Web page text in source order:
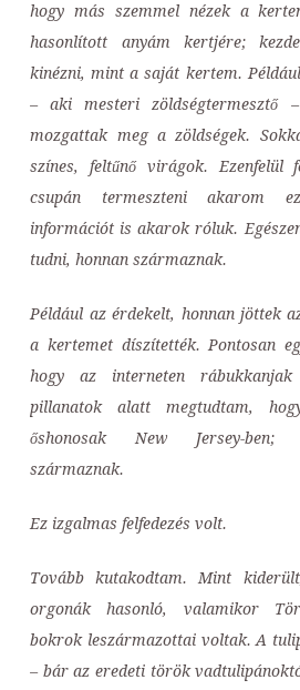
hogy más szemmel nézek a
hasonlított anyám kertjére;
kinézni, mint a saját kertem.
– aki mesteri zöldségtermesztő
mozgattak meg a zöldségek.
színes, feltűnő virágok. Ezenfelül
csupán termeszteni akarom
információt is akarok róluk.
tudni, honnan származnak.
Például az érdekelt, honnan jöttek
a kertemet díszítették. Pontosan
hogy az interneten
pillanatok alatt megtudtam,
őshonosak New Jersey-ben;
származnak.
Ez izgalmas felfedezés volt.
Tovább kutakodtam. Mint
orgonák hasonló, valamikor
bokrok leszármazottai voltak. A
– bár az eredeti török